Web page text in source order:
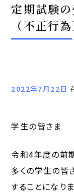
定期試験
（不正行
2022年7月22日
学生の皆さま
令和4年度の前
多くの学生の皆
することになりま